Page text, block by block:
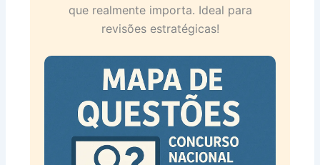
que realmente importa. Ideal para
revisões estratégicas!